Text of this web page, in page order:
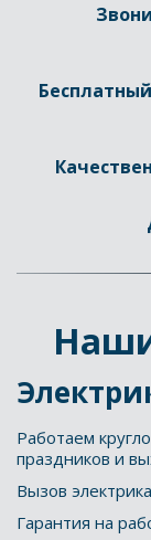
Работаем
праздников и
Вызов
Гарантия на